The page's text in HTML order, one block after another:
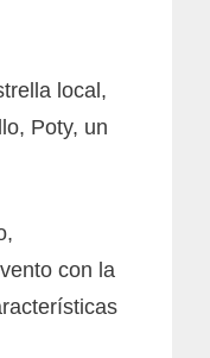
local,
Poty, un
con la